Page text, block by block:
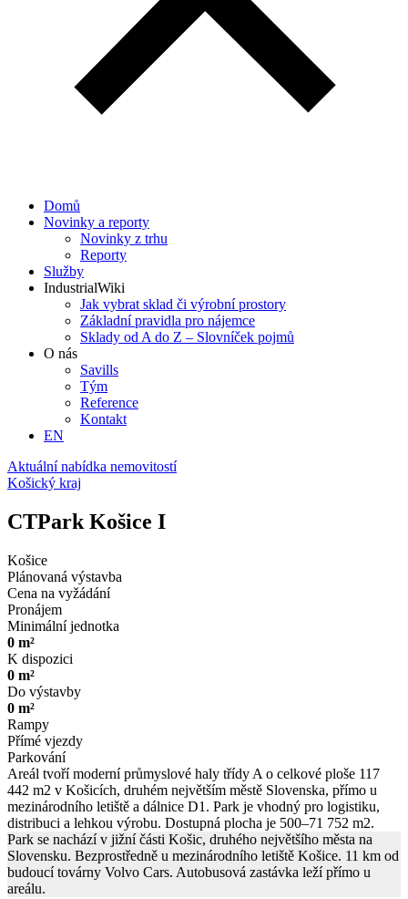
Domů
Novinky a reporty
Novinky z trhu
Reporty
Služby
IndustrialWiki
Jak vybrat sklad či výrobní prostory
Základní pravidla pro nájemce
Sklady od A do Z – Slovníček pojmů
O nás
Savills
Tým
Reference
Kontakt​
EN
Aktuální nabídka nemovitostí
Košický kraj
CTPark Košice I
Košice
Plánovaná výstavba
Cena na vyžádání
Pronájem
Minimální jednotka
0 m²
K dispozici
0 m²
Do výstavby
0 m²
Rampy
Přímé vjezdy
Parkování
Areál tvoří moderní průmyslové haly třídy A o celkové ploše 117
442 m2 v Košicích, druhém největším městě Slovenska, přímo u
mezinárodního letiště a dálnice D1. Park je vhodný pro logistiku,
distribuci a lehkou výrobu. Dostupná plocha je 500–71 752 m2.
Park se nachází v jižní části Košic, druhého největšího města na
Slovensku. Bezprostředně u mezinárodního letiště Košice. 11 km od
budoucí továrny Volvo Cars. Autobusová zastávka leží přímo u
areálu.